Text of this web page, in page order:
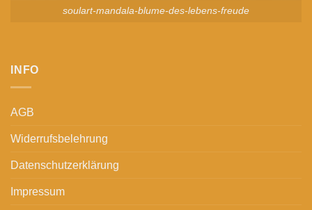
soulart-mandala-blume-des-lebens-freude
INFO
AGB
Widerrufsbelehrung
Datenschutzerklärung
Impressum